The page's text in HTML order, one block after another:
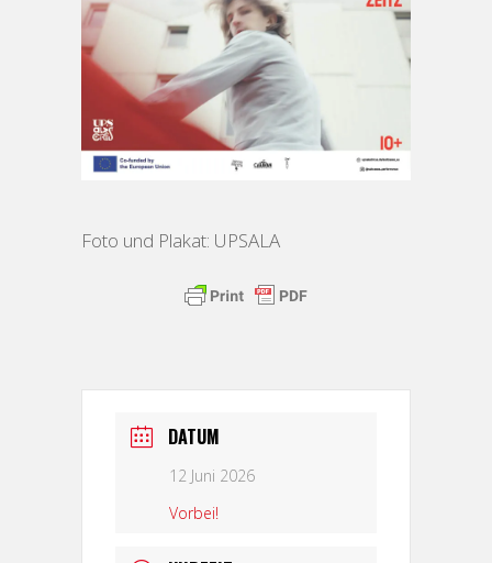
Foto und Plakat: UPSALA
DATUM
12 Juni 2026
Vorbei!